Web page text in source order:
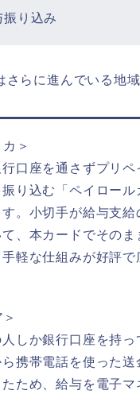
り込み
さらに進んでいる地域
＞
口座を通さずプリペ
り込む「ペイロール
。小切手が給与支給
、本カードでそのま
軽な仕組みが好評で
しか銀行口座を持っ
携帯電話を使った送
ため、給与を電子マ